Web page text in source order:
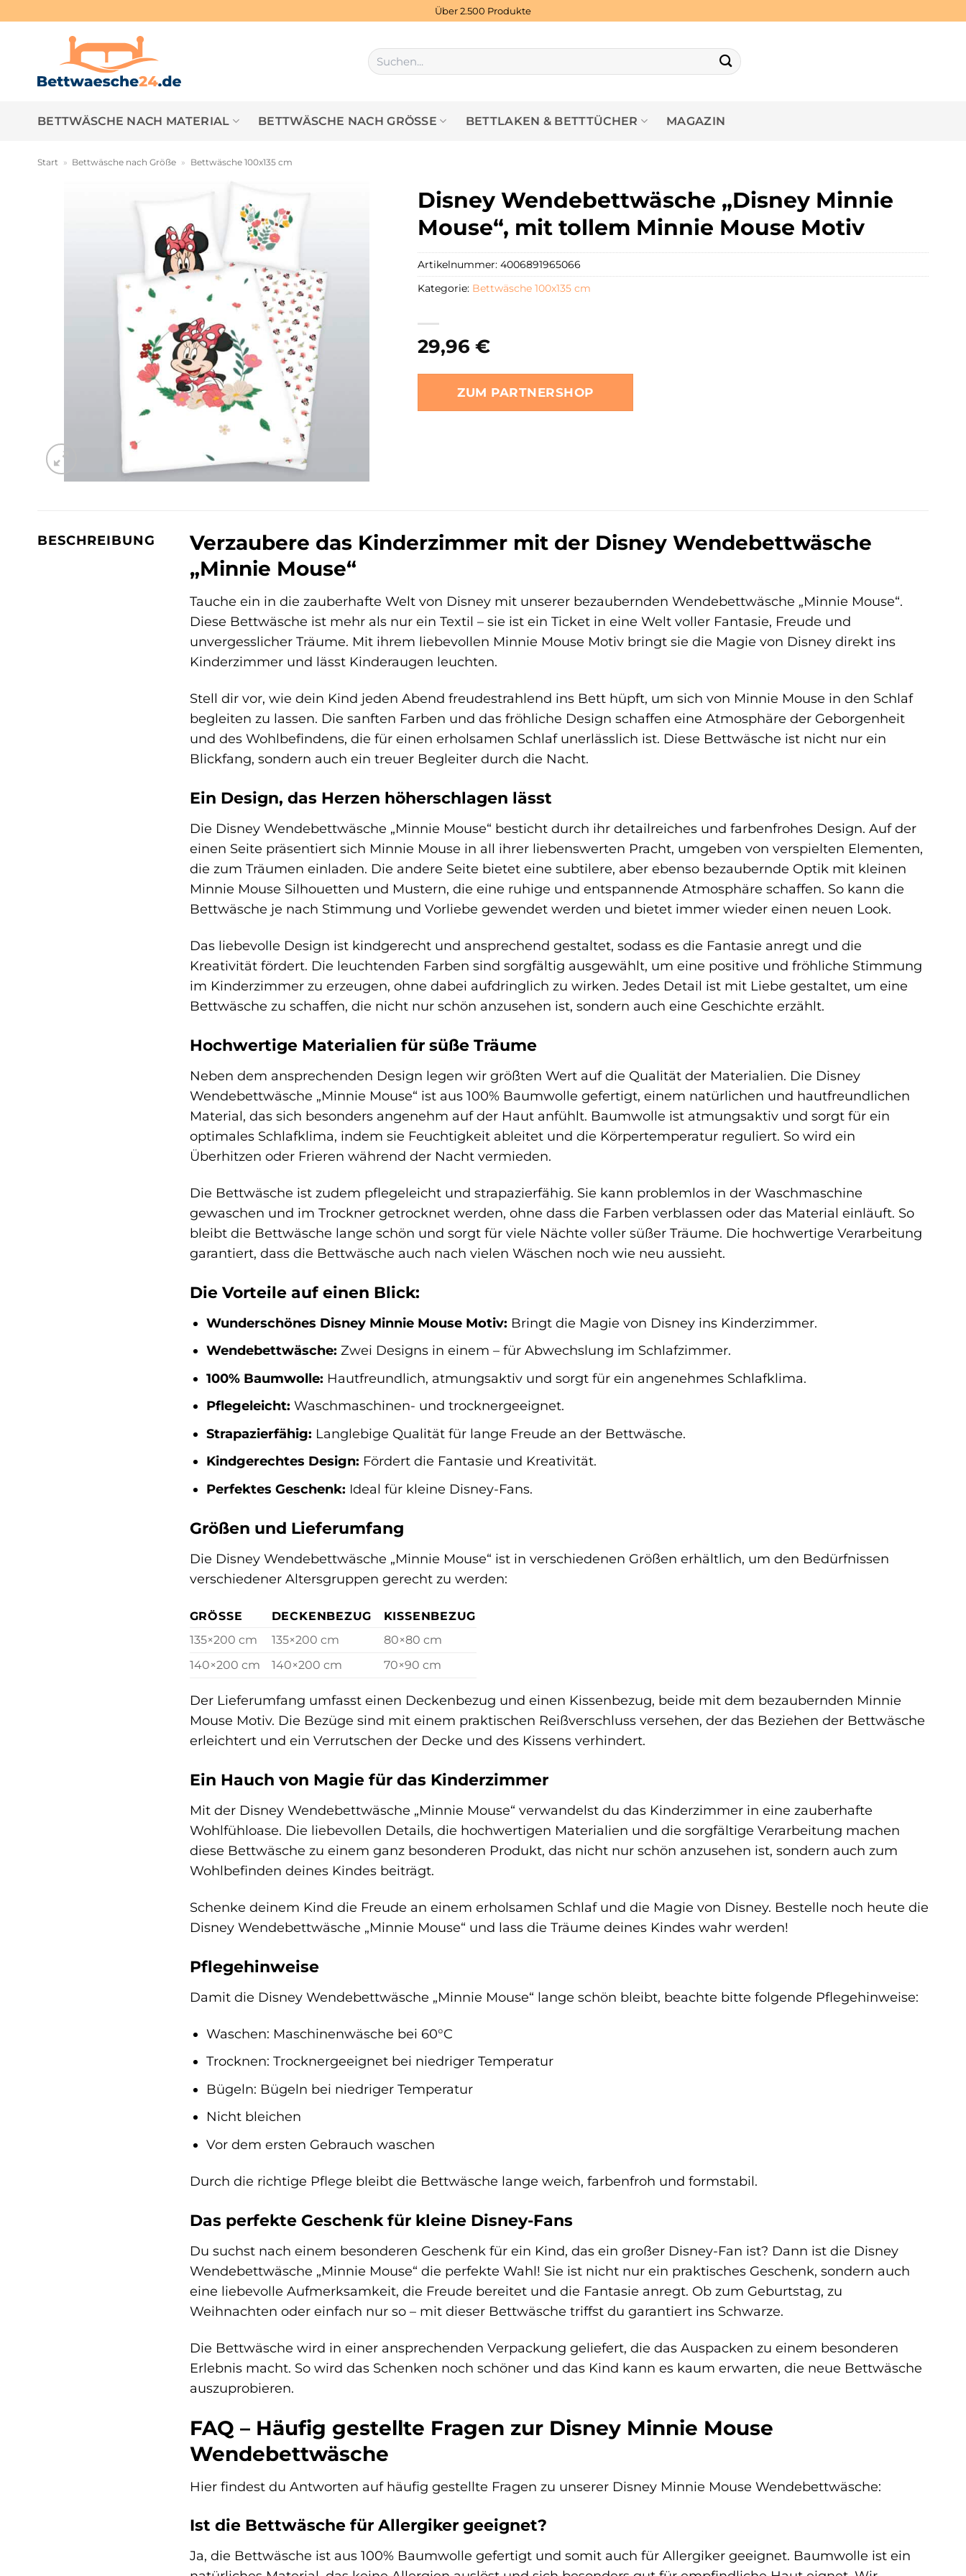
Über 2.500 Produkte
Suchen
nach:
BETTWÄSCHE NACH MATERIAL BETTWÄSCHE NACH GRÖSSE BETTLAKEN & BETTTÜCHER MAGAZIN
Start » Bettwäsche nach Größe » Bettwäsche 100x135 cm
Disney Wendebettwäsche „Disney Minnie
Mouse“, mit tollem Minnie Mouse Motiv
29,96€
ZUM PARTNERSHOP
Artikelnummer:4006891965066
Kategorie: Bettwäsche 100x135 cm
BESCHREIBUNG
Verzaubere das Kinderzimmer mit der Disney Wendebettwäsche
„Minnie Mouse“
Tauche ein in die zauberhafte Welt von Disney mit unserer bezaubernden Wendebettwäsche „Minnie Mouse“.
Diese Bettwäsche ist mehr als nur ein Textil – sie ist ein Ticket in eine Welt voller Fantasie, Freude und
unvergesslicher Träume. Mit ihrem liebevollen Minnie Mouse Motiv bringt sie die Magie von Disney direkt ins
Kinderzimmer und lässt Kinderaugen leuchten.
Stell dir vor, wie dein Kind jeden Abend freudestrahlend ins Bett hüpft, um sich von Minnie Mouse in den Schlaf
begleiten zu lassen. Die sanften Farben und das fröhliche Design schaffen eine Atmosphäre der Geborgenheit
und des Wohlbefindens, die für einen erholsamen Schlaf unerlässlich ist. Diese Bettwäsche ist nicht nur ein
Blickfang, sondern auch ein treuer Begleiter durch die Nacht.
Ein Design, das Herzen höherschlagen lässt
Die Disney Wendebettwäsche „Minnie Mouse“ besticht durch ihr detailreiches und farbenfrohes Design. Auf der
einen Seite präsentiert sich Minnie Mouse in all ihrer liebenswerten Pracht, umgeben von verspielten Elementen,
die zum Träumen einladen. Die andere Seite bietet eine subtilere, aber ebenso bezaubernde Optik mit kleinen
Minnie Mouse Silhouetten und Mustern, die eine ruhige und entspannende Atmosphäre schaffen. So kann die
Bettwäsche je nach Stimmung und Vorliebe gewendet werden und bietet immer wieder einen neuen Look.
Das liebevolle Design ist kindgerecht und ansprechend gestaltet, sodass es die Fantasie anregt und die
Kreativität fördert. Die leuchtenden Farben sind sorgfältig ausgewählt, um eine positive und fröhliche Stimmung
im Kinderzimmer zu erzeugen, ohne dabei aufdringlich zu wirken. Jedes Detail ist mit Liebe gestaltet, um eine
Bettwäsche zu schaffen, die nicht nur schön anzusehen ist, sondern auch eine Geschichte erzählt.
Hochwertige Materialien für süße Träume
Neben dem ansprechenden Design legen wir größten Wert auf die Qualität der Materialien. Die Disney
Wendebettwäsche „Minnie Mouse“ ist aus 100% Baumwolle gefertigt, einem natürlichen und hautfreundlichen
Material, das sich besonders angenehm auf der Haut anfühlt. Baumwolle ist atmungsaktiv und sorgt für ein
optimales Schlafklima, indem sie Feuchtigkeit ableitet und die Körpertemperatur reguliert. So wird ein
Überhitzen oder Frieren während der Nacht vermieden.
Die Bettwäsche ist zudem pflegeleicht und strapazierfähig. Sie kann problemlos in der Waschmaschine
gewaschen und im Trockner getrocknet werden, ohne dass die Farben verblassen oder das Material einläuft. So
bleibt die Bettwäsche lange schön und sorgt für viele Nächte voller süßer Träume. Die hochwertige Verarbeitung
garantiert, dass die Bettwäsche auch nach vielen Wäschen noch wie neu aussieht.
Die Vorteile auf einen Blick:
Wunderschönes Disney Minnie Mouse Motiv: Bringt die Magie von Disney ins Kinderzimmer.
Wendebettwäsche: Zwei Designs in einem – für Abwechslung im Schlafzimmer.
100% Baumwolle: Hautfreundlich, atmungsaktiv und sorgt für ein angenehmes Schlafklima.
Pflegeleicht: Waschmaschinen- und trocknergeeignet.
Strapazierfähig: Langlebige Qualität für lange Freude an der Bettwäsche.
Kindgerechtes Design: Fördert die Fantasie und Kreativität.
Perfektes Geschenk: Ideal für kleine Disney-Fans.
Größen und Lieferumfang
Die Disney Wendebettwäsche „Minnie Mouse“ ist in verschiedenen Größen erhältlich, um den Bedürfnissen
verschiedener Altersgruppen gerecht zu werden:
GRÖSSE DECKENBEZUG
KISSENBEZUG
135×200 cm
135×200 cm
80×80 cm
140×200 cm
140×200 cm 70×90 cm
Der Lieferumfang umfasst einen Deckenbezug und einen Kissenbezug, beide mit dem bezaubernden Minnie
Mouse Motiv. Die Bezüge sind mit einem praktischen Reißverschluss versehen, der das Beziehen der Bettwäsche
erleichtert und ein Verrutschen der Decke und des Kissens verhindert.
Ein Hauch von Magie für das Kinderzimmer
Mit der Disney Wendebettwäsche „Minnie Mouse“ verwandelst du das Kinderzimmer in eine zauberhafte
Wohlfühloase. Die liebevollen Details, die hochwertigen Materialien und die sorgfältige Verarbeitung machen
diese Bettwäsche zu einem ganz besonderen Produkt, das nicht nur schön anzusehen ist, sondern auch zum
Wohlbefinden deines Kindes beiträgt.
Schenke deinem Kind die Freude an einem erholsamen Schlaf und die Magie von Disney. Bestelle noch heute die
Disney Wendebettwäsche „Minnie Mouse“ und lass die Träume deines Kindes wahr werden!
Pflegehinweise
Damit die Disney Wendebettwäsche „Minnie Mouse“ lange schön bleibt, beachte bitte folgende Pflegehinweise:
Waschen: Maschinenwäsche bei 60°C
Trocknen: Trocknergeeignet bei niedriger Temperatur
Bügeln: Bügeln bei niedriger Temperatur
Nicht bleichen
Vor dem ersten Gebrauch waschen
Durch die richtige Pflege bleibt die Bettwäsche lange weich, farbenfroh und formstabil.
Das perfekte Geschenk für kleine Disney-Fans
Du suchst nach einem besonderen Geschenk für ein Kind, das ein großer Disney-Fan ist? Dann ist die Disney
Wendebettwäsche „Minnie Mouse“ die perfekte Wahl! Sie ist nicht nur ein praktisches Geschenk, sondern auch
eine liebevolle Aufmerksamkeit, die Freude bereitet und die Fantasie anregt. Ob zum Geburtstag, zu
Weihnachten oder einfach nur so – mit dieser Bettwäsche triffst du garantiert ins Schwarze.
Die Bettwäsche wird in einer ansprechenden Verpackung geliefert, die das Auspacken zu einem besonderen
Erlebnis macht. So wird das Schenken noch schöner und das Kind kann es kaum erwarten, die neue Bettwäsche
auszuprobieren.
FAQ – Häufig gestellte Fragen zur Disney Minnie Mouse
Wendebettwäsche
Hier findest du Antworten auf häufig gestellte Fragen zu unserer Disney Minnie Mouse Wendebettwäsche:
Ist die Bettwäsche für Allergiker geeignet?
Ja, die Bettwäsche ist aus 100% Baumwolle gefertigt und somit auch für Allergiker geeignet. Baumwolle ist ein